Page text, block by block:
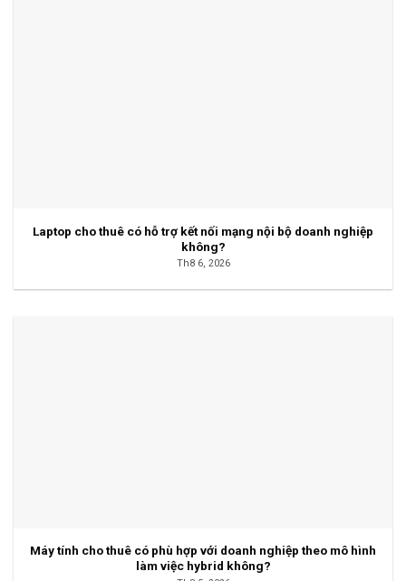
Laptop cho thuê có hỗ trợ kết nối mạng nội bộ doanh nghiệp
không?
Th8 6, 2026
Máy tính cho thuê có phù hợp với doanh nghiệp theo mô hình
làm việc hybrid không?